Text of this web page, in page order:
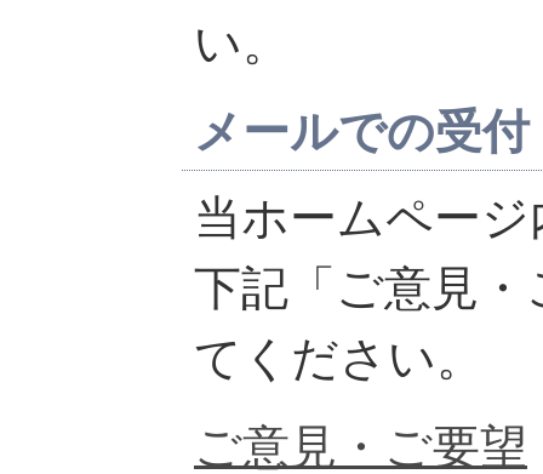
い。
メールでの受付
当ホームペー
下記「ご意見
てください。
ご意見・ご要望